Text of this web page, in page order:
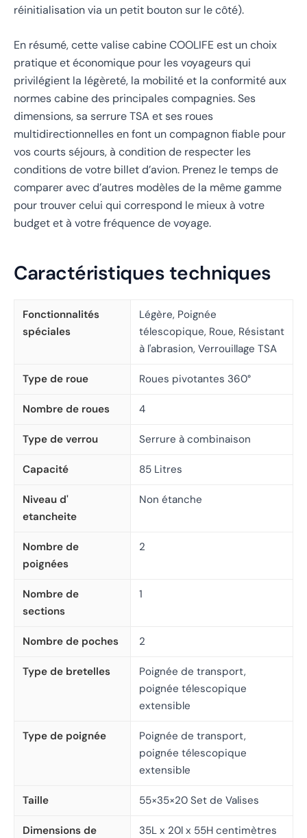
réinitialisation via un petit bouton sur le côté).
En résumé, cette valise cabine COOLIFE est un choix
pratique et économique pour les voyageurs qui
privilégient la légèreté, la mobilité et la conformité aux
normes cabine des principales compagnies. Ses
dimensions, sa serrure TSA et ses roues
multidirectionnelles en font un compagnon fiable pour
vos courts séjours, à condition de respecter les
conditions de votre billet d’avion. Prenez le temps de
comparer avec d’autres modèles de la même gamme
pour trouver celui qui correspond le mieux à votre
budget et à votre fréquence de voyage.
Caractéristiques techniques
Fonctionnalités
spéciales
Légère, Poignée
télescopique, Roue, Résistant
à l'abrasion, Verrouillage TSA
Type de roue Roues pivotantes 360°
Nombre de roues 4
Type de verrou Serrure à combinaison
Capacité 85 Litres
Niveau d'
etancheite
Non étanche
Nombre de
poignées
2
Nombre de
sections
1
Nombre de poches 2
Type de bretelles
Poignée de transport,
poignée télescopique
extensible
Type de poignée
Poignée de transport,
poignée télescopique
extensible
Taille 55×35×20 Set de Valises
Dimensions de
35L x 20l x 55H centimètres